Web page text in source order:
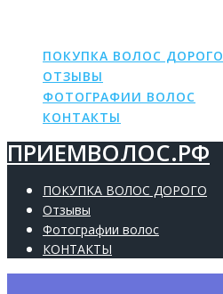
contentПОКУПКА ВОЛОС ДОРОГО
ОТЗЫВЫ
ФОТОГРАФИИ ВОЛОС
КОНТАКТЫ
ПРИЕМВОЛОС.РФ
ПОКУПКА ВОЛОС ДОРОГО
Отзывы
Фотографии волос
КОНТАКТЫ